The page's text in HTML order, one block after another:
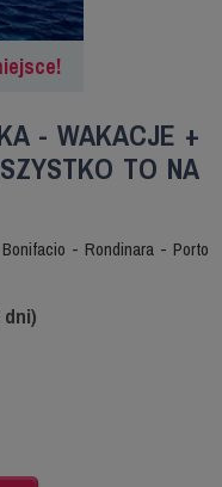
- WAKACJE +
TO NA
- Rondinara - Porto
dni)